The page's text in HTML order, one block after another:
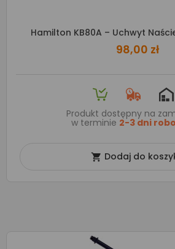
Hamilton KB80A – Uchwyt
98,00 zł
Produkt dostępny na
w terminie 2-3 dni
 Dodaj do